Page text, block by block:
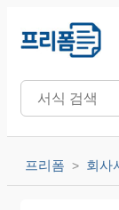
프리폼 회사